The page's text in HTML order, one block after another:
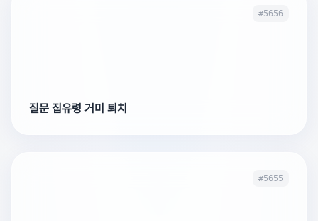
#5656
질문 집유령 거미 퇴치
#5655